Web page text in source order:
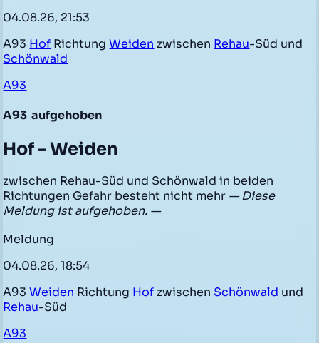
04.08.26, 21:53
A93 Hof RichtungWeiden zwischen Rehau-Süd und
Schönwald
A93
A93 aufgehoben
Hof - Weiden
zwischen Rehau-Süd und Schönwald in beiden
Richtungen Gefahr besteht nicht mehr — Diese
Meldung ist aufgehoben. —
Meldung
04.08.26, 18:54
A93Weiden Richtung Hof zwischen Schönwald und
Rehau-Süd
A93